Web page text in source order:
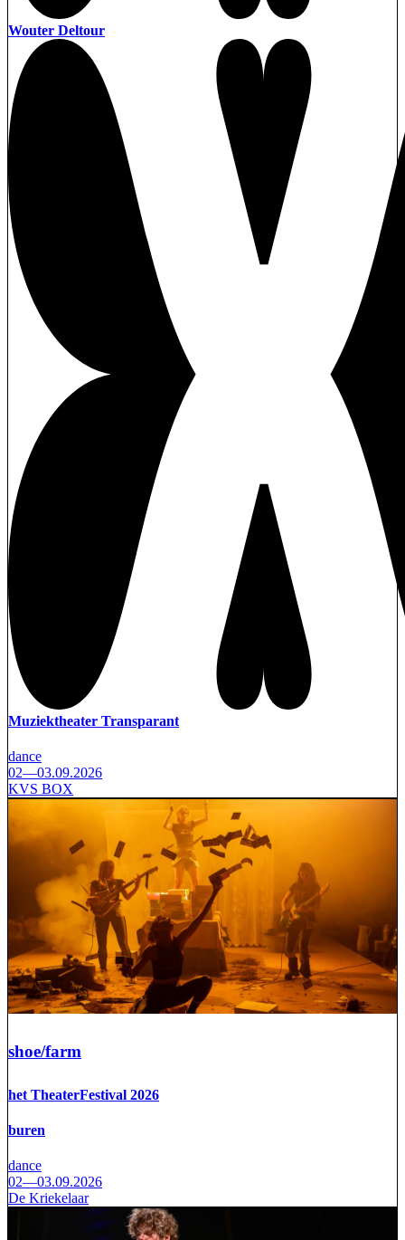
Wouter Deltour
Muziektheater Transparant
dance
02—03.09.2026
KVS BOX
shoe/farm
het TheaterFestival 2026
buren
dance
02—03.09.2026
De Kriekelaar